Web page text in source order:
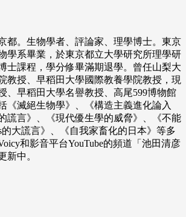
都。生物學者、評論家、理學博士。東京
學系畢業，於東京都立大學研究所理學研
士課程，學分修畢滿期退學。曾任山梨大
教授、早稻田大學國際教養學院教授，現
、早稻田大學名譽教授、高尾599博物館
《滅絕生物學》、《構造主義進化論入
謊言》、《現代優生學的威脅》、《不能
大謊言》、《自我家畜化的日本》等多
和影音平台YouTube的頻道「池田清彦
新中。